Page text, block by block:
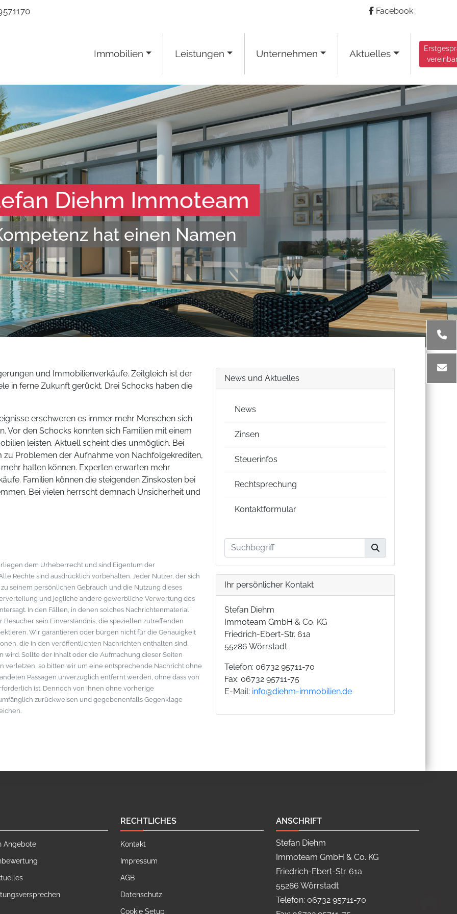
Facebook
Immobilien Leistungen Unternehmen Aktuelles
Diehm Immoteam
hat einen Namen
und Immobilienverkäufe. Zeitgleich ist der
in ferne Zukunft gerückt. Drei Schocks haben die
erschweren es immer mehr Menschen sich
Vor den Schocks konnten sich Familien mit einem
leisten. Aktuell scheint dies unmöglich. Bei
Problemen der Aufnahme von Nachfolgekrediten,
halten können. Experten erwarten mehr
Familien können die steigenden Zinskosten bei
Bei vielen herrscht demnach Unsicherheit und
dem Urheberrecht und sind Eigentum der
Rechte sind ausdrücklich vorbehalten. Jeder Nutzer, der sich
seinem persönlichen Gebrauch und die Nutzung dieses
und jegliche andere gewerbliche Verwertung des
In den Fällen, in denen solches Nachrichtenmaterial
sein Einverständnis, die speziellen zutreffenden
Wir garantieren oder bürgen nicht für die Genauigkeit
die in den veröffentlichten Nachrichten enthalten sind,
Sollte der Inhalt oder die Aufmachung dieser Seiten
verletzen, so bitten wir um eine entsprechende Nachricht ohne
Passagen unverzüglich entfernt werden, ohne dass von
ist. Dennoch von Ihnen ohne vorherige
zurückweisen und gegebenenfalls Gegenklage
News und Aktuelles
News
Zinsen
Steuerinfos
Rechtsprechung
Kontaktformular
Ihr persönlicher Kontakt
Stefan Diehm
Immoteam GmbH & Co. KG
Friedrich-Ebert-Str. 61a
55286 Wörrstadt
Telefon: 06732 95711-70
Fax: 06732 95711-75
E-Mail: info@diehm-immobilien.de
Angebote
RECHTLICHES
Kontakt
Impressum
AGB
Datenschutz
Cookie Setup
ANSCHRIFT
Stefan Diehm
Immoteam GmbH & Co. KG
Friedrich-Ebert-Str. 61a
55286 Wörrstadt
Telefon: 06732 95711-70